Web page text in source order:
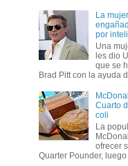
La
por
Una
les dio
que se
Brad Pitt con la ayuda
Cuarto
coli
La
ofrecer
Quarter Pounder,